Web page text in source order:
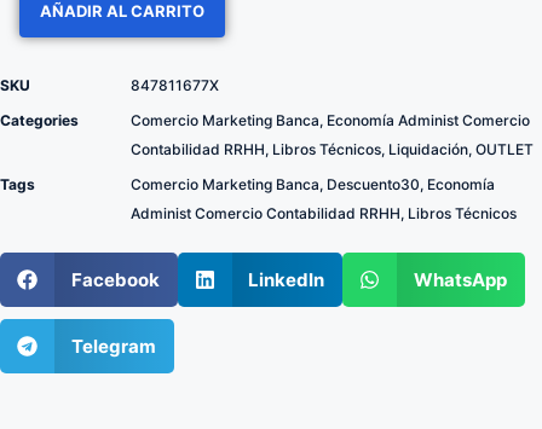
AÑADIR AL CARRITO
SKU
847811677X
Categories
Comercio Marketing Banca, Economía Administ Comercio
Contabilidad RRHH, Libros Técnicos, Liquidación, OUTLET
Tags
Comercio Marketing Banca, Descuento30, Economía
Administ Comercio Contabilidad RRHH, Libros Técnicos
Facebook LinkedIn WhatsApp
Telegram